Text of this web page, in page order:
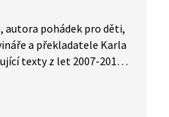
autora pohádek pro děti,
a překladatele Karla
texty z let 2007-2010